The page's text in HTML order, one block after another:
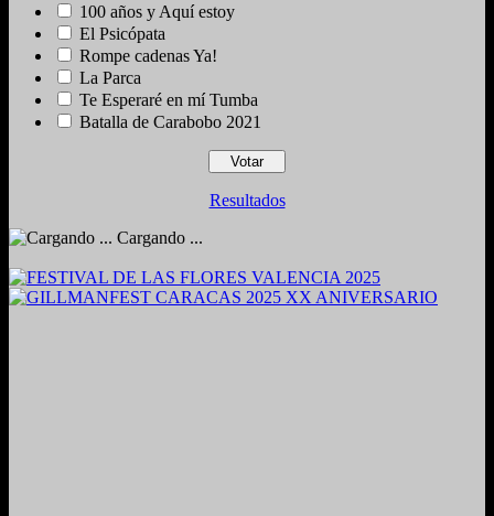
100 años y Aquí estoy
El Psicópata
Rompe cadenas Ya!
La Parca
Te Esperaré en mí Tumba
Batalla de Carabobo 2021
Resultados
Cargando ...